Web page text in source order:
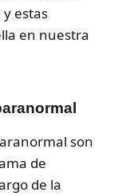
estas
en nuestra
son
de
de la